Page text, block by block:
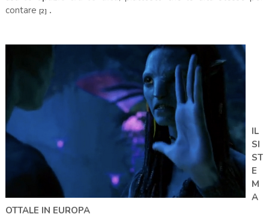
contare [2] .
IL
SI
ST
E
M
A
OTTALE IN EUROPA